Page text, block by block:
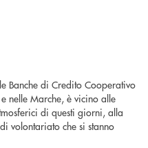
Banche di Credito Cooperativo
nelle Marche, è vicino alle
di questi giorni, alla
volontariato che si stanno